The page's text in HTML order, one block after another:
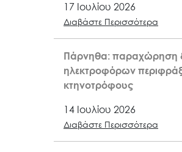
17 Ιουλίου 2026
Διαβάστε Περισσότερα
Πάρνηθα: παραχώρηση
ηλεκτροφόρων
κτηνοτρόφους
14 Ιουλίου 2026
Διαβάστε Περισσότερα